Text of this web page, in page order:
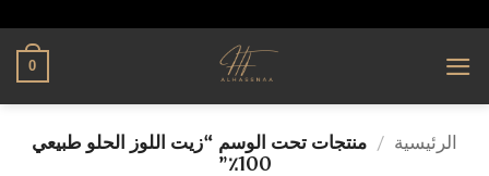
0
الرئيسية / منتجات تحت الوسم “زيت اللوز الحلو طبيعي
100٪”